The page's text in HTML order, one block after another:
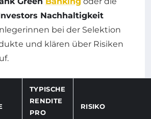
Nachhaltigkeit
bei der Selektion
und klären über Risiken
TYPISCHE
RENDITE
PRO
RISIKO